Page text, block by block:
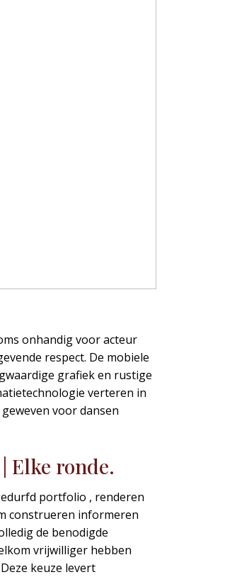
onhandig voor acteur
respect. De mobiele
grafiek en rustige
verteren in
voor dansen
Elke ronde.
portfolio , renderen
construeren informeren
de benodigde
vrijwilliger hebben
keuze levert